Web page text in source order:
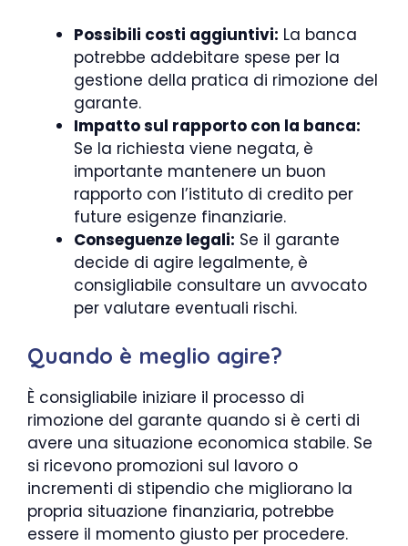
Possibili costi aggiuntivi: La banca
potrebbe addebitare spese per la
gestione della pratica di rimozione del
garante.
Impatto sul rapporto con la banca:
Se la richiesta viene negata, è
importante mantenere un buon
rapporto con l’istituto di credito per
future esigenze finanziarie.
Conseguenze legali: Se il garante
decide di agire legalmente, è
consigliabile consultare un avvocato
per valutare eventuali rischi.
Quando è meglio agire?
È consigliabile iniziare il processo di
rimozione del garante quando si è certi di
avere una situazione economica stabile. Se
si ricevono promozioni sul lavoro o
incrementi di stipendio che migliorano la
propria situazione finanziaria, potrebbe
essere il momento giusto per procedere.